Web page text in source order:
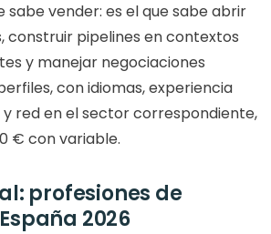
sabe vender: es el que sabe abrir
construir pipelines en contextos
y manejar negociaciones
con idiomas, experiencia
red en el sector correspondiente,
€ con variable.
profesiones de
2026